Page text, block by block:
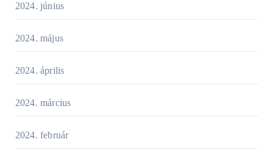
2024. június
2024. május
2024. április
2024. március
2024. február